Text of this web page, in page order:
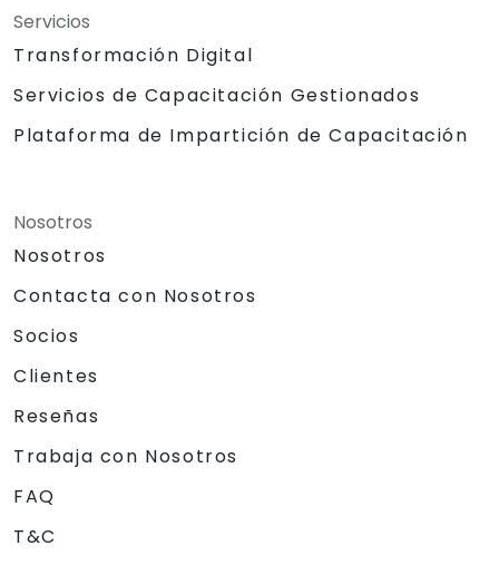
Servicios
Transformación Digital
Servicios de Capacitación Gestionados
Plataforma de Impartición de Capacitación
Nosotros
Nosotros
Contacta con Nosotros
Socios
Clientes
Reseñas
Trabaja con Nosotros
FAQ
T&C